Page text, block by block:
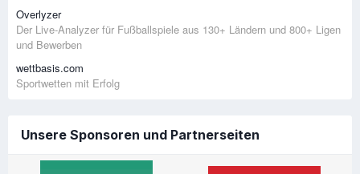
Overlyzer
Der Live-Analyzer für Fußballspiele aus 130+ Ländern und 800+ Ligen
und Bewerben
wettbasis.com
Sportwetten mit Erfolg
Unsere Sponsoren und Partnerseiten